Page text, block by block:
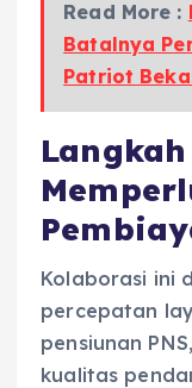
Read More :
Batalnya
Patriot
Kolaborasi ini
percepatan
pensiunan
kualitas